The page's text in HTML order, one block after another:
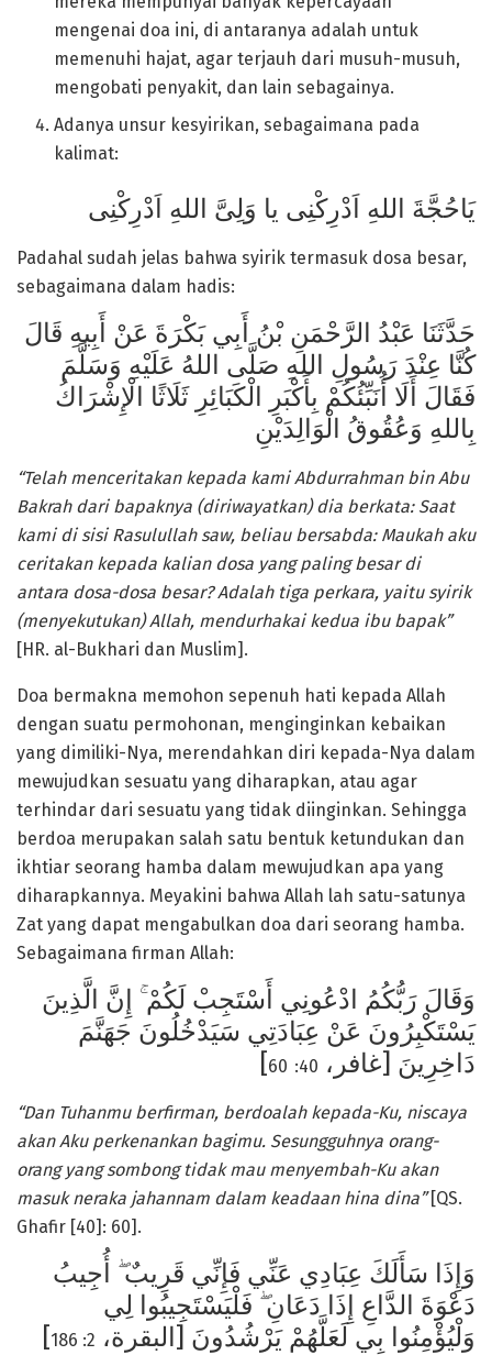
mengenai doa ini, di antaranya adalah untuk
memenuhi hajat, agar terjauh dari musuh-musuh,
mengobati penyakit, dan lain sebagainya.
Adanya unsur kesyirikan, sebagaimana pada
kalimat:
یَاحُجَّةَ اللهِ اَدْرِکْنِی یا وَلِیَّ اللهِ اَدْرِکْنِی
Padahal sudah jelas bahwa syirik termasuk dosa besar,
sebagaimana dalam hadis:
حَدَّثَنَا عَبْدُ الرَّحْمَنِ بْنُ أَبِي بَكْرَةَ عَنْ أَبِيهِ قَالَ
كُنَّا عِنْدَ رَسُولِ اللهِ صَلَّى اللهُ عَلَيْهِ وَسَلَّمَ
فَقَالَ أَلَا أُنَبِّئُكُمْ بِأَكْبَرِ الْكَبَائِرِ ثَلَاثًا الْإِشْرَاكُ
بِاللهِ وَعُقُوقُ الْوَالِدَيْنِ
“Telah menceritakan kepada kami Abdurrahman bin Abu
Bakrah dari bapaknya (diriwayatkan) dia berkata: Saat
kami di sisi Rasulullah saw, beliau bersabda: Maukah aku
ceritakan kepada kalian dosa yang paling besar di
antara dosa-dosa besar? Adalahtiga perkara, yaitu syirik
(menyekutukan) Allah, mendurhakai kedua ibu bapak”
[HR. al-Bukhari dan Muslim].
Doa bermakna memohon sepenuh hati kepada Allah
dengan suatu permohonan, menginginkan kebaikan
yang dimiliki-Nya, merendahkan diri kepada-Nya dalam
mewujudkan sesuatu yang diharapkan, atau agar
terhindar dari sesuatu yang tidak diinginkan. Sehingga
berdoa merupakan salah satu bentuk ketundukan dan
ikhtiar seorang hamba dalam mewujudkan apa yang
diharapkannya. Meyakini bahwa Allah lah satu-satunya
Zat yang dapat mengabulkan doa dari seorang hamba.
Sebagaimana firman Allah:
وَقَالَ رَبُّكُمُ ادْعُونِي أَسْتَجِبْ لَكُمْ ۚ إِنَّ الَّذِينَ
يَسْتَكْبِرُونَ عَنْ عِبَادَتِي سَيَدْخُلُونَ جَهَنَّمَ
دَاخِرِينَ [غافر، 40:
60
“Dan Tuhanmu berfirman, berdoalah kepada-Ku, niscaya
akan Aku perkenankan bagimu. Sesungguhnya orang-
orang yang sombong tidak mau menyembah-Ku akan
masuk neraka jahannam dalam keadaan hina dina”[QS.
Ghafir [40]: 60].
وَإِذَا سَأَلَكَ عِبَادِي عَنِّي فَإِنِّي قَرِيبٌ ۖ أُجِيبُ
دَعْوَةَ الدَّاعِ إِذَا دَعَانِ ۖ فَلْيَسْتَجِيبُوا لِي
وَلْيُؤْمِنُوا بِي لَعَلَّهُمْ يَرْشُدُونَ [البقرة، 2: 186